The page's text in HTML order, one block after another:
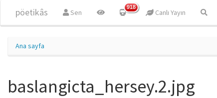
pöetikâs Sen
918
Canlı Yayın
Ana sayfa
baslangicta_hersey.2.jpg